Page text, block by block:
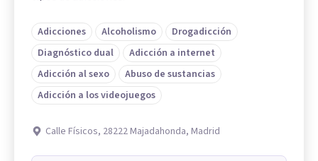
Adicciones Alcoholismo
Drogadicción
Diagnóstico dual
Adicción a internet
Adicción al sexo
Abuso de sustancias
Adicción a los videojuegos
Calle Físicos, 28222 Majadahonda, Madrid